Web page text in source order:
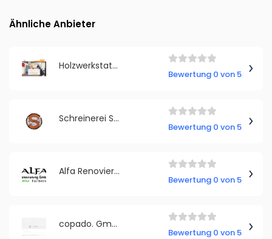
Ähnliche Anbieter
Holzwerkstatt Rhein
Bewertung 0 von 5
Schreinerei Schmidt
Bewertung 0 von 5
Alfa Renovierung GmbH
Bewertung 0 von 5
copado. GmbH & Co. KG
Bewertung 0 von 5